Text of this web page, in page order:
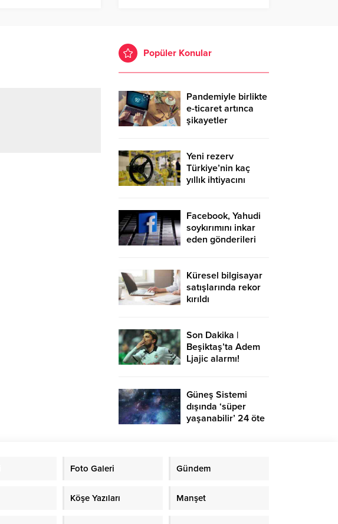
Popüler Konular
Pandemiyle birlikte
e-ticaret artınca
şikayetler
Yeni rezerv
Türkiye’nin kaç
yıllık ihtiyacını
Facebook, Yahudi
soykırımını inkar
eden gönderileri
Küresel bilgisayar
satışlarında rekor
kırıldı
Son Dakika |
Beşiktaş’ta Adem
Ljajic alarmı!
Güneş Sistemi
dışında ‘süper
yaşanabilir’ 24 öte
Foto Galeri Gündem
Köşe Yazıları Manşet